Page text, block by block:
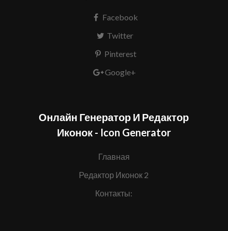
Facebook
Twitter
Pinterest
Google+
Онлайн Генератор И Редактор
Иконок - Icon Generator
Главная
Редактор Иконок 2
Контакты: